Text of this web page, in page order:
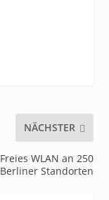
NÄCHSTER
Freies WLAN an 250
Berliner Standorten